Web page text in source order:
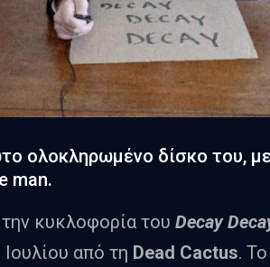
ολοκληρωμένο δίσκο του,
man.
κυκλοφορία του Decay
από τη Dead Cactus.